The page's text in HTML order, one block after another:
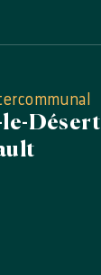
Désert